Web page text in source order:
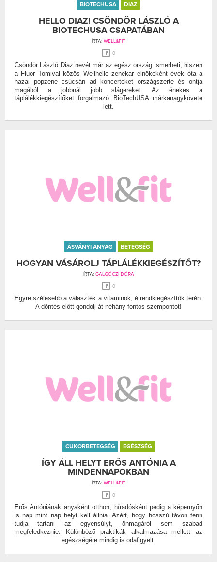
BIOTECHUSA DIAZ
HELLO DIAZ! CSÖNDÖR LÁSZLÓ A
BIOTECHUSA CSAPATÁBAN
ÍRTA: WELL&FIT
0
Csöndör László Diaz nevét már az egész ország ismerheti, hiszen
a Fluor Tomival közös Wellhello zenekar elnökeként évek óta a
hazai popzene csúcsán ad koncerteket országszerte és ontja
magából a jobbnál jobb slágereket. Az énekes a
táplálékkiegészítőket forgalmazó BioTechUSA márkanagykövete
lett.
ÁSVÁNYI ANYAG BETEGSÉG
HOGYAN VÁSÁROLJ TÁPLÁLÉKKIEGÉSZÍTŐT?
ÍRTA: GALGÓCZI DÓRA
0
Egyre szélesebb a választék a vitaminok, étrendkiegészítők terén.
A döntés előtt gondolj át néhány fontos szempontot!
CUKORBETEGSÉG EGÉSZSÉG
ÍGY ÁLL HELYT ERŐS ANTÓNIA A
MINDENNAPOKBAN
ÍRTA: WELL&FIT
0
Erős Antóniának anyaként otthon, híradósként pedig a képernyőn
is nap mint nap helyt kell állnia. Azért, hogy hosszú távon fenn
tudja tartani az egyensúlyt, önmagáról sem szabad
megfeledkeznie. Különböző praktikák alkalmazása mellett az
egészségére mindig is odafigyelt.